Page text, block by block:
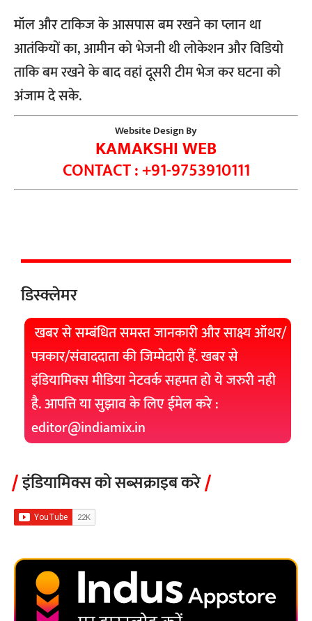
मॉल और टाकिज के आसपास बम रखने का प्लान था
आतंकियों का, आमीन को भेजनी थी लोकेशन और विडियो
ताकि बम रखने के बाद वहां दूसरी टीम भेज कर घटना को
अंजाम दे सके.
Website Design By
KAMAKSHI WEB
CONTACT : +91-9753910111
डिस्क्लेमर
खबर से सम्बंधित समस्त जानकारी और साक्ष्य ऑथर/
पत्रकार/संवाददाता की जिम्मेदारी हैं. खबर से
इंडियामिक्स मीडिया नेटवर्क सहमत हो ये जरुरी नही
है. आपत्ति या सुझाव के लिए ईमेल करे :
editor@indiamix.in
इंडियामिक्स को सब्सक्राइब करे